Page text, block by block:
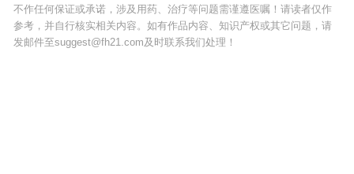
不作任何保证或承诺，涉及用药、治疗等问题需谨遵医嘱！请读者仅作
参考，并自行核实相关内容。如有作品内容、知识产权或其它问题，请
发邮件至suggest@fh21.com及时联系我们处理！